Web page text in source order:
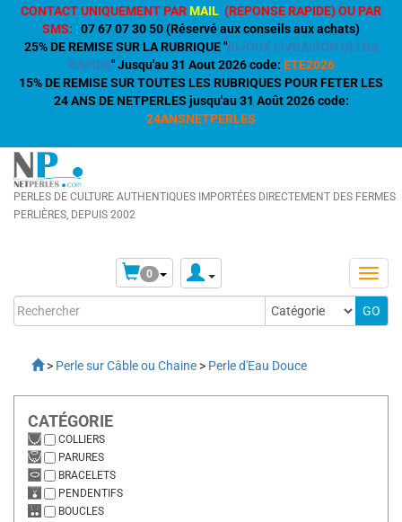
CONTACT UNIQUEMENT PARMAIL (REPONSE RAPIDE) OU PAR
SMS: :07 67 07 30 50 (Réservé aux conseils aux achats)
25% DE REMISE SUR LA RUBRIQUE "BIJOUX LIVRAISON ULTRA
RAPIDE" Jusqu'au 31 Aout 2026 code: ETE2026
15% DE REMISE SUR TOUTES LES RUBRIQUES POUR FETER LES
24 ANS DE NETPERLES jusqu'au 31 Août 2026 code:
24ANSNETPERLES
PERLES DE CULTURE AUTHENTIQUES IMPORTÉES DIRECTEMENT DES FERMES
PERLIÈRES, DEPUIS 2002
0
> Perle sur Câble ou Chaine > Perle d'Eau Douce
CATÉGORIE
COLLIERS
PARURES
BRACELETS
PENDENTIFS
BOUCLES